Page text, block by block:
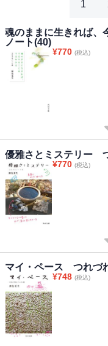
1
魂のままに生きれば
ノート(40)
¥770 (税込)
優雅さとミステリー
¥770 (税込)
マイ・ペース つれづ
¥748 (税込)